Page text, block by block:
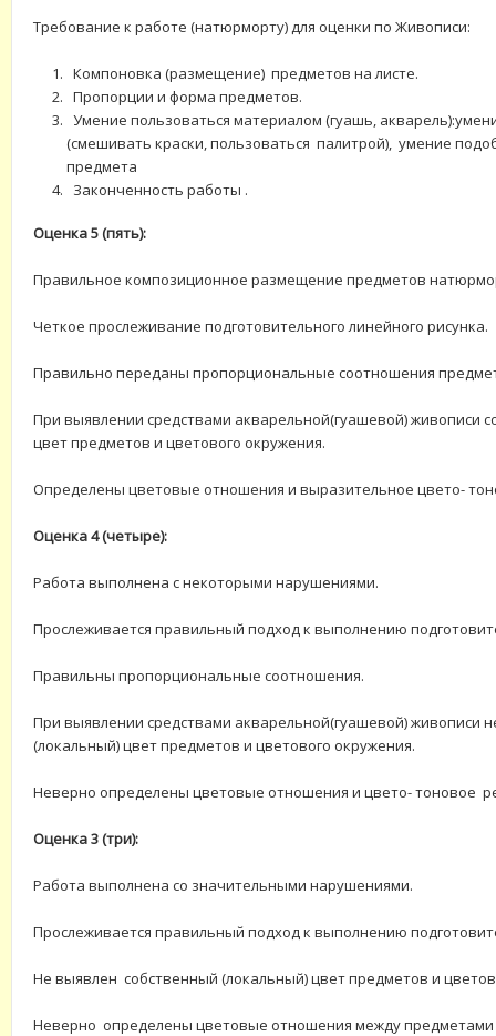
Требование к работе (натюрморту) для оценки по Живописи:
Компоновка (размещение) предметов на листе.
Пропорции и форма предметов.
Умение пользоваться материалом (гуашь,
(смешивать краски, пользоваться палитрой), умение
предмета
Законченность работы .
Оценка 5 (пять):
Правильное композиционное размещение предметов
Четкое прослеживание подготовительного линейного рисунка.
Правильно переданы пропорциональные соотношения
При выявлении средствами акварельной(гуашевой) живописи
цвет предметов и цветового окружения.
Определены цветовые отношения и выразительное цвето-
Оценка 4 (четыре):
Работа выполнена с некоторыми нарушениями.
Прослеживается правильный подход к выполнению
Правильны пропорциональные соотношения.
При выявлении средствами акварельной(гуашевой) живописи
(локальный) цвет предметов и цветового окружения.
Неверно определены цветовые отношения и цвето- тоновое
Оценка 3 (три):
Работа выполнена со значительными нарушениями.
Прослеживается правильный подход к выполнению
Не выявлен собственный (локальный) цвет предметов и
Неверно определены цветовые отношения между